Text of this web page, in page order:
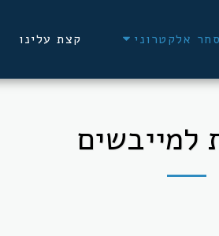
אלקטרוני קצת עלינו
למייבשים